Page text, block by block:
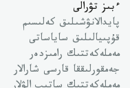
ءبىز تۋرالى
پايدالانۋشىلىق كەلىسىم
قۇپىيالىلىق ساياساتى
مەملەكەتتىك رامىزدەر
جەمقورلىققا قارسى شارالار